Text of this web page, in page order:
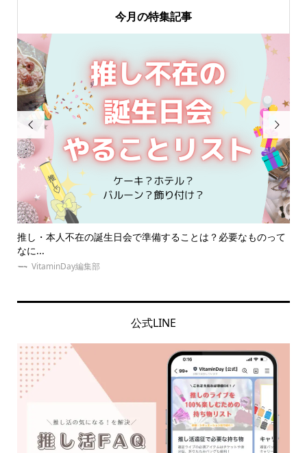
今月の特集記事

って 大阪遠征にオススメ！オタクに優しい安い推し活ホテル18選！
【...
VitaminDay編集部

公式LINE